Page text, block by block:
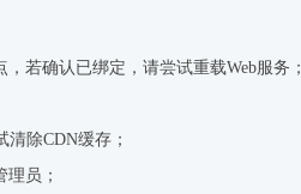
若确认已绑定，请尝试重载Web服务；
除CDN缓存；
员；